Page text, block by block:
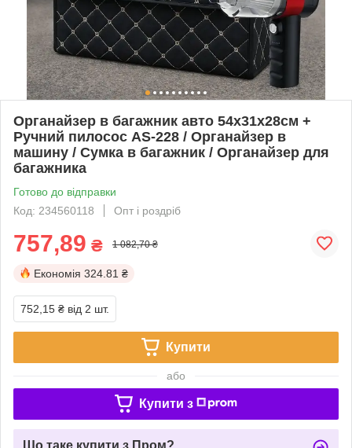
Органайзер в багажник авто 54x31x28см +
Ручний пилосос AS-228 / Органайзер в
машину / Сумка в багажник / Органайзер для
багажника
Готово до відправки
Код: 234560118
Опт і роздріб
757,89 ₴ 1 082,70 ₴
Економія 324.81 ₴
752,15 ₴ від 2 шт.
Купити
або
Купити з
Що таке купити з Пром?